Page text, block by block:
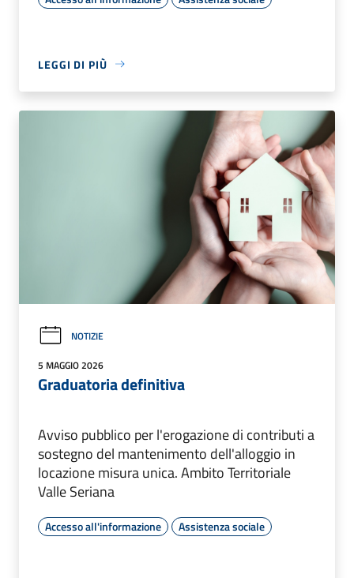
LEGGI DI PIÙ
NOTIZIE
5 MAGGIO 2026
Graduatoria definitiva
Avviso pubblico per l'erogazione di contributi a
sostegno del mantenimento dell'alloggio in
locazione misura unica. Ambito Territoriale
Valle Seriana
Accesso all'informazione Assistenza sociale